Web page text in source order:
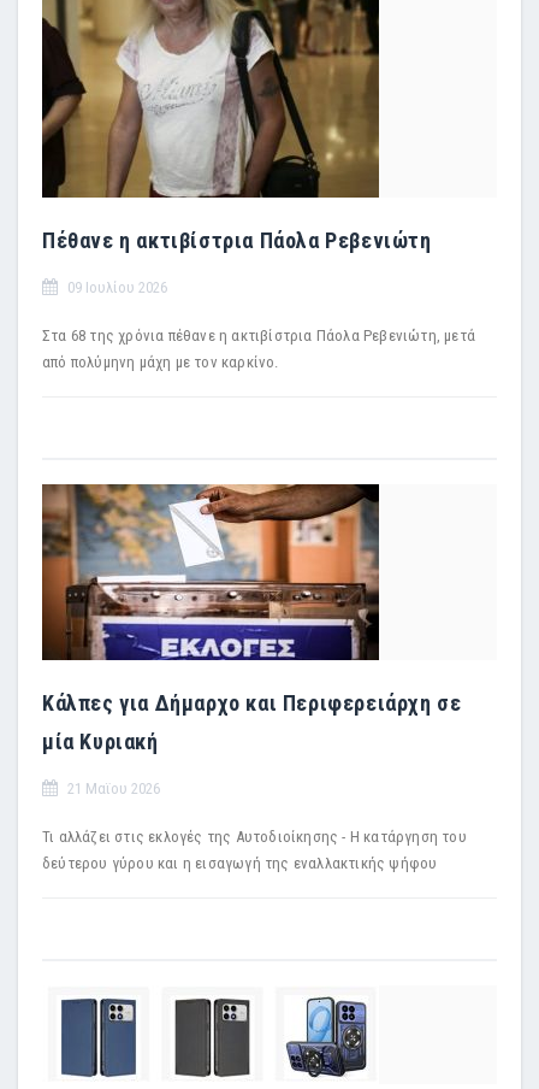
Πέθανε η ακτιβίστρια Πάολα Ρεβενιώτη
09 Ιουλίου 2026
Στα 68 της χρόνια πέθανε η ακτιβίστρια Πάολα Ρεβενιώτη, μετά
από πολύμηνη μάχη με τον καρκίνο.
Κάλπες για Δήμαρχο και Περιφερειάρχη σε
μία Κυριακή
21 Μαϊου 2026
Τι αλλάζει στις εκλογές της Αυτοδιοίκησης - Η κατάργηση του
δεύτερου γύρου και η εισαγωγή της εναλλακτικής ψήφου